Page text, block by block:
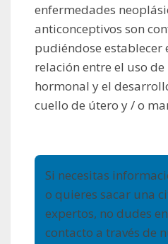
enfermedades
anticonceptivos son
pudiéndose
relación entre el uso
hormonal y el
cuello de útero y / o
Si necesitas
o quieres sacar una
expertos, no dudes
contacto a través de